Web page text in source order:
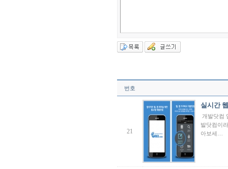
번호
21
실시간
개발닷컴
발닷컴이
아보세…